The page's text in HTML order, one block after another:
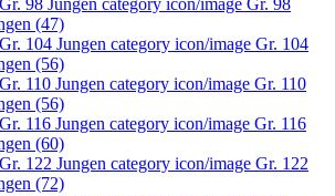
(47)
Gr. 104
(56)
Gr. 110
(56)
Gr. 116
(60)
Gr. 122
(72)